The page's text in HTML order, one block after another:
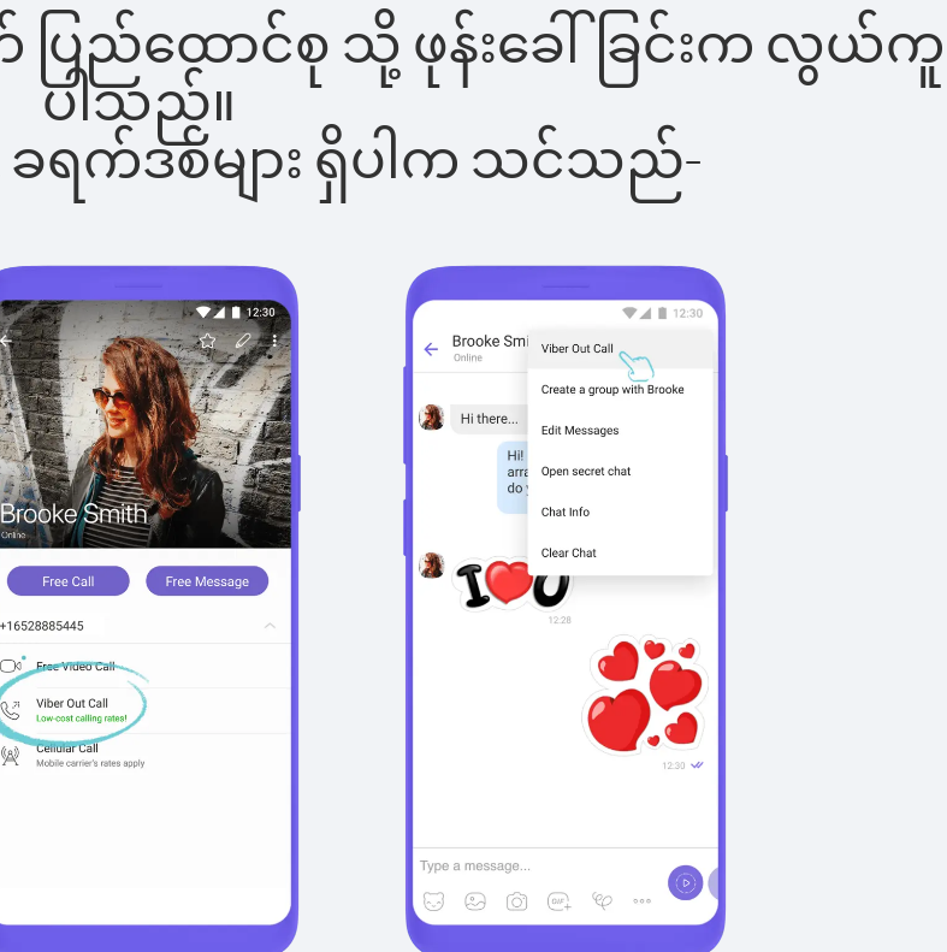
ပြည်ထောင်စု သို့ ဖုန်းခေါ်ခြင်းက လွယ်ကူ
ပါသည်။
ခရက်ဒစ်များ ရှိပါက သင်သည်-